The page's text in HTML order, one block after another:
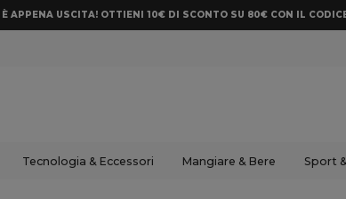
APPENA USCITA! OTTIENI 10€ DI SCONTO SU 80€ CON IL
Tecnologia & Eccessori Mangiare & Bere Sport